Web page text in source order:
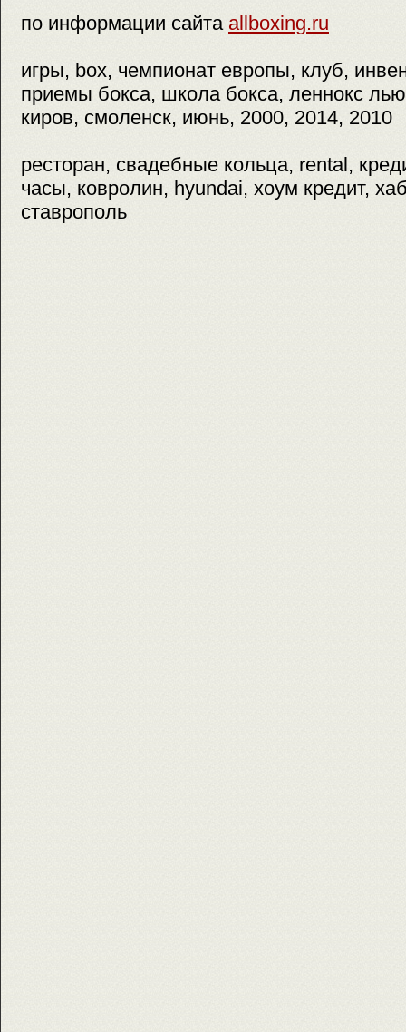
по информации сайта allboxing.ru
игры, box, чемпионат европы, клуб,
приемы бокса, школа бокса, леннокс
киров, смоленск, июнь, 2000, 2014, 2010
ресторан, свадебные кольца, rental,
часы, ковролин, hyundai, хоум кредит,
ставрополь